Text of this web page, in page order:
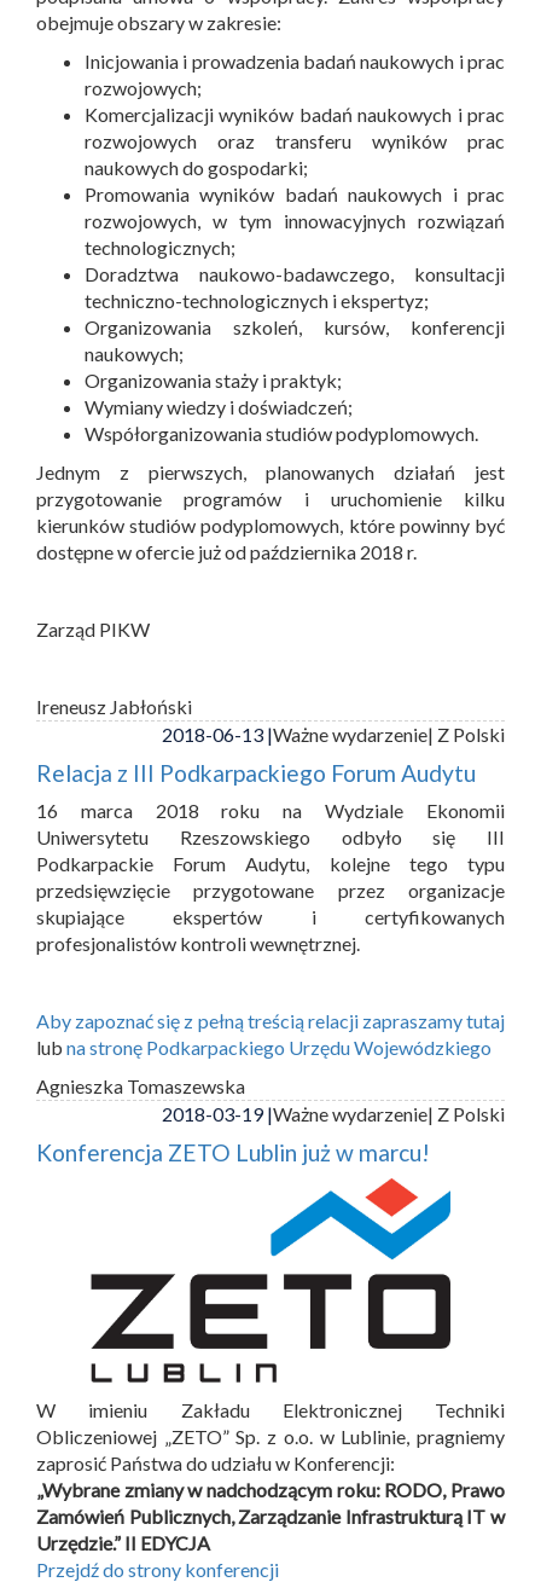
obejmuje obszary w zakresie:
Inicjowania i prowadzenia badań naukowych i prac
rozwojowych;
Komercjalizacji wyników badań naukowych i prac
rozwojowych oraz transferu wyników prac
naukowych do gospodarki;
Promowania wyników badań naukowych i prac
rozwojowych, w tym innowacyjnych rozwiązań
technologicznych;
Doradztwa naukowo-badawczego, konsultacji
techniczno-technologicznych i ekspertyz;
Organizowania szkoleń, kursów, konferencji
naukowych;
Organizowania staży i praktyk;
Wymiany wiedzy i doświadczeń;
Współorganizowania studiów podyplomowych.
Jednym z pierwszych, planowanych działań jest
przygotowanie programów i uruchomienie kilku
kierunków studiów podyplomowych, które powinny być
dostępne w ofercie już od października 2018 r.
Zarząd PIKW
Ireneusz Jabłoński
2018-06-13 |Ważne wydarzenie| Z Polski
Relacja z III Podkarpackiego Forum Audytu
16 marca 2018 roku na Wydziale Ekonomii
Uniwersytetu Rzeszowskiego odbyło się III
Podkarpackie Forum Audytu, kolejne tego typu
przedsięwzięcie przygotowane przez organizacje
skupiające ekspertów i certyfikowanych
profesjonalistów kontroli wewnętrznej.
Aby zapoznać się z pełną treścią relacji zapraszamy tutaj
lub na stronę Podkarpackiego Urzędu Wojewódzkiego
Agnieszka Tomaszewska
2018-03-19 |Ważne wydarzenie| Z Polski
Konferencja ZETO Lublin już w marcu!
W imieniu Zakładu Elektronicznej Techniki
Obliczeniowej „ZETO” Sp. z o.o. w Lublinie, pragniemy
zaprosić Państwa do udziału w Konferencji:
„Wybrane zmiany w nadchodzącym roku: RODO, Prawo
Zamówień Publicznych, Zarządzanie Infrastrukturą IT w
Urzędzie.” II EDYCJA
Przejdź do strony konferencji